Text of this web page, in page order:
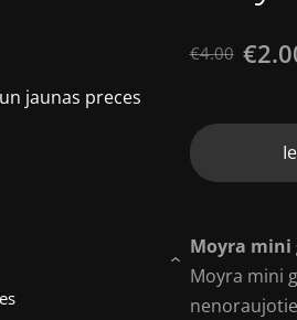
jaunas preces
›
€4.00
Moyra mini
Moyra mini